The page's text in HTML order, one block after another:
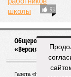
93
Общероссийское
«Версия»
Газета «Наша